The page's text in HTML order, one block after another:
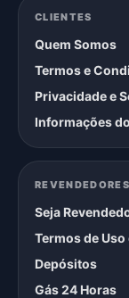
CLIENTES
Quem Somos
Termos e
Privacidade e
Informações
REVENDEDORES
Seja
Termos de
Depósitos
Gás 24 Horas